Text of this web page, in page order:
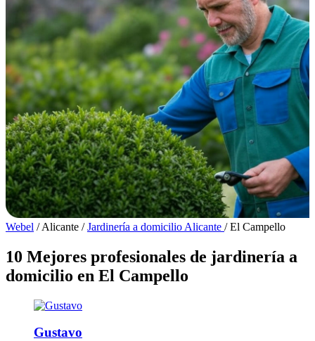
Webel / Alicante / Jardinería a domicilio Alicante / El Campello
10 Mejores profesionales de jardinería a
domicilio en El Campello
Gustavo